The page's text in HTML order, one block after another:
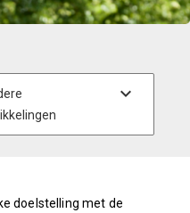
doelstelling met de